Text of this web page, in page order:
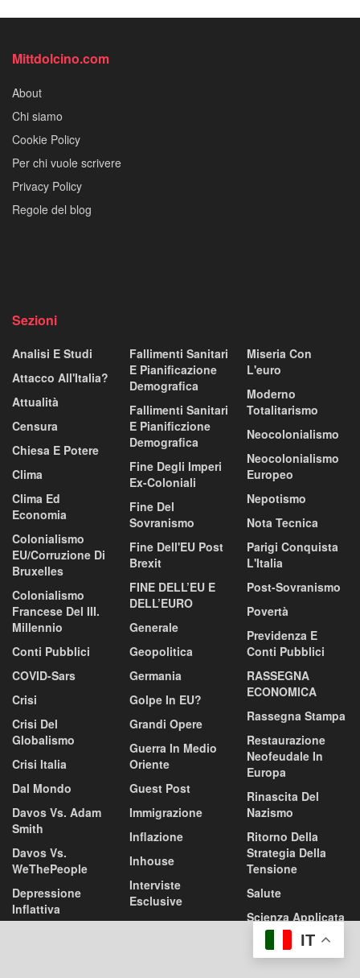
Mittdolcino.com
About
Chi siamo
Cookie Policy
Per chi vuole scrivere
Privacy Policy
Regole del blog
Sezioni
Analisi E Studi
Attacco All'Italia?
Attualità
Censura
Chiesa E Potere
Clima
Clima Ed
Economia
Colonialismo
EU/corruzione Di
Bruxelles
Colonialismo
Francese Del III.
Millennio
Conti Pubblici
COVID-Sars
Crisi
Crisi Del
Globalismo
Crisi Italia
Dal Mondo
Davos Vs. Adam
Smith
Davos Vs.
WeThePeople
Depressione
Inflattiva
Fallimenti Sanitari
E Pianificazione
Demografica
Fallimenti Sanitari
E Pianificzione
Demografica
Fine Degli Imperi
Ex-Coloniali
Fine Del
Sovranismo
Fine Dell'EU Post
Brexit
FINE DELL’EU E
DELL’EURO
Generale
Geopolitica
Germania
Golpe In EU?
Grandi Opere
Guerra In Medio
Oriente
Guest Post
Immigrazione
Inflazione
Inhouse
Interviste
Esclusive
ITALEXIT
Miseria Con
L'euro
Moderno
Totalitarismo
Neocolonialismo
Neocolonialismo
Europeo
Nepotismo
Nota Tecnica
Parigi Conquista
L'Italia
Post-Sovranismo
Povertà
Previdenza E
Conti Pubblici
RASSEGNA
ECONOMICA
Rassegna Stampa
Restaurazione
Neofeudale In
Europa
Rinascita Del
Nazismo
Ritorno Della
Strategia Della
Tensione
Salute
Scienza Applicata
Ed Economia
Sfida A Davos
IT